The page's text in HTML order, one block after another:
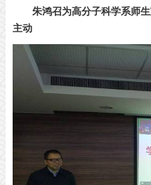
朱鸿召为高分子科学系师
主动